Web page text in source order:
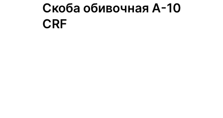
Скоба обивочная А-10
CRF